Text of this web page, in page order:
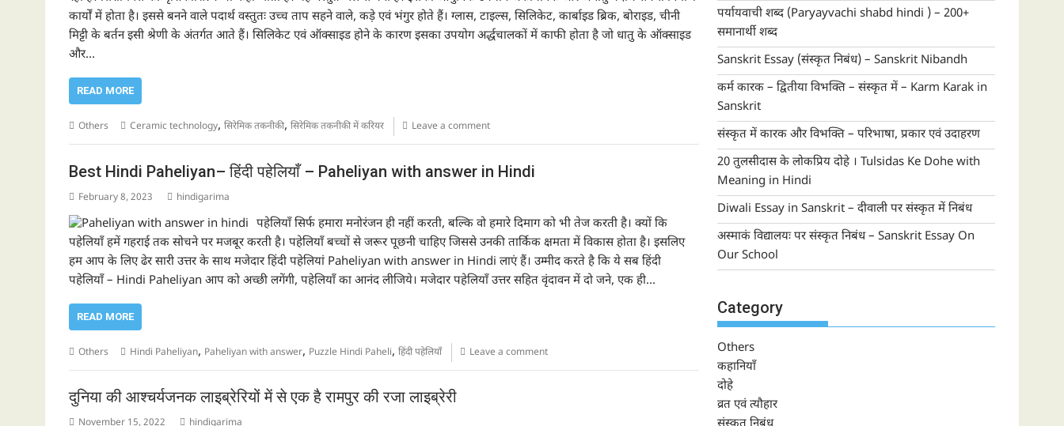
कार्यों में होता है। इससे बनने वाले पदार्थ वस्तुतः उच्च ताप सहने वाले, कड़े एवं भंगुर होते हैं। ग्लास, टाइल्स, सिलिकेट, कार्बाइड ब्रिक, बोराइड, चीनी
मिट्टी के बर्तन इसी श्रेणी के अंतर्गत आते हैं। सिलिकेट एवं ऑक्साइड होने के कारण इसका उपयोग अर्द्धचालकों में काफी होता है जो धातु के ऑक्साइड
और…
READ MORE
Others Ceramic technology, सिरेमिक तकनीकी, सिरेमिक तकनीकी में करियर Leave a comment
Best Hindi Paheliyan– हिंदी पहेलियाँ – Paheliyan with answer in Hindi
February 8, 2023 hindigarima
पहेलियाँ सिर्फ हमारा मनोरंजन ही नहीं करती, बल्कि वो हमारे दिमाग को भी तेज करती है। क्यों कि
पहेलियाँ हमें गहराई तक सोचने पर मजबूर करती है। पहेलियाँ बच्चों से जरूर पूछनी चाहिए जिससे उनकी तार्किक क्षमता में विकास होता है। इसलिए
हम आप के लिए ढेर सारी उत्तर के साथ मजेदार हिंदी पहेलियां Paheliyan with answer in Hindi लाएं हैं। उम्मीद करते है कि ये सब हिंदी
पहेलियाँ – Hindi Paheliyan आप को अच्छी लगेंगी, पहेलियाँ का आनंद लीजिये। मजेदार पहेलियाँ उत्तर सहित वृंदावन में दो जने, एक ही…
READ MORE
Others Hindi Paheliyan, Paheliyan with answer, Puzzle Hindi Paheli, हिंदी पहेलियाँ Leave a comment
दुनिया की आश्चर्यजनक लाइब्रेरियों में से एक है रामपुर की रजा लाइब्रेरी
November 15, 2022 hindigarima
पर्यायवाची शब्द (Paryayvachi shabd hindi ) – 200+
समानार्थी शब्द
Sanskrit Essay (संस्कृत निबंध) – Sanskrit Nibandh
कर्म कारक – द्वितीया विभक्ति – संस्कृत में – Karm Karak in
Sanskrit
संस्कृत में कारक और विभक्ति – परिभाषा, प्रकार एवं उदाहरण
20 तुलसीदास के लोकप्रिय दोहे । Tulsidas Ke Dohe with
Meaning in Hindi
Diwali Essay in Sanskrit – दीवाली पर संस्कृत में निबंध
अस्माकं विद्यालयः पर संस्कृत निबंध – Sanskrit Essay On
Our School
Category
Others
कहानियाँ
दोहे
व्रत एवं त्यौहार